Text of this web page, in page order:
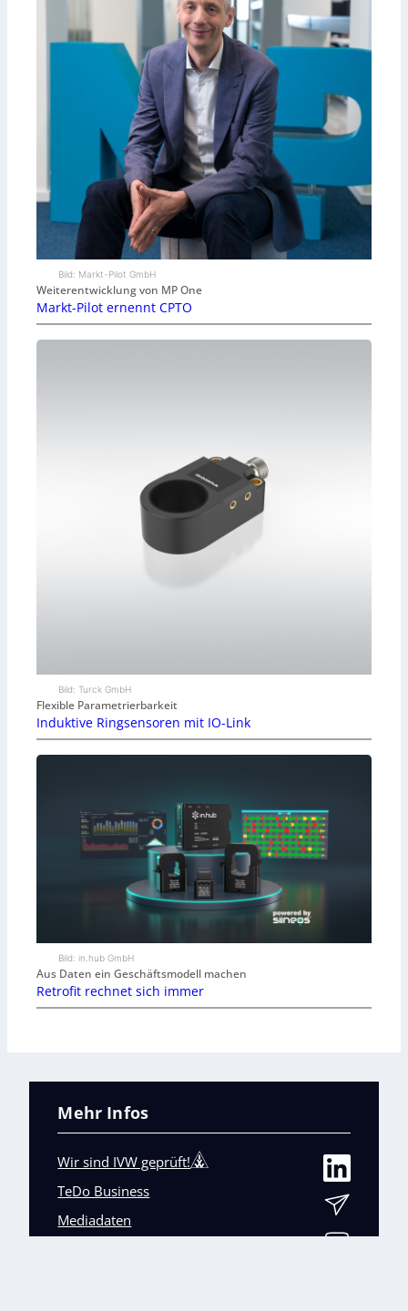
Bild: Markt-Pilot GmbH
Weiterentwicklung von MP One
Markt-Pilot ernennt CPTO
Bild: Turck GmbH
Flexible Parametrierbarkeit
Induktive Ringsensoren mit IO-Link
Bild: in.hub GmbH
Aus Daten ein Geschäftsmodell machen
Retrofit rechnet sich immer
Mehr Infos
Wir sind IVW geprüft!
TeDo Business
Mediadaten